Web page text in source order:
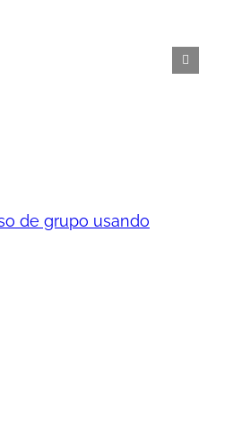
de grupo usando